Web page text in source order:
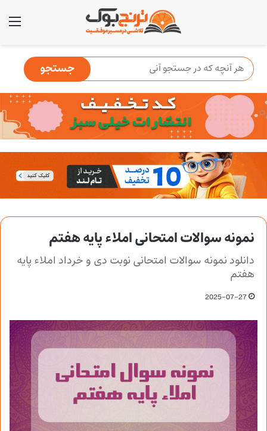
نمونه سوالات امتحانی املاء پایه هفتم
دانلود نمونه سوالات امتحانی نوبت دی و خرداد املاء پایه
هفتم
2025-07-27